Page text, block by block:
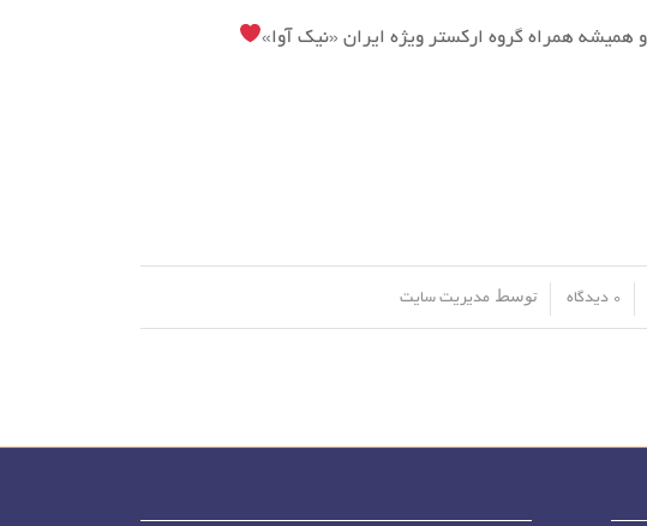
همیشه همراه گروه ارکستر ویژه ایران «نیک آوا»
0 دیدگاه توسط مدیریت سایت